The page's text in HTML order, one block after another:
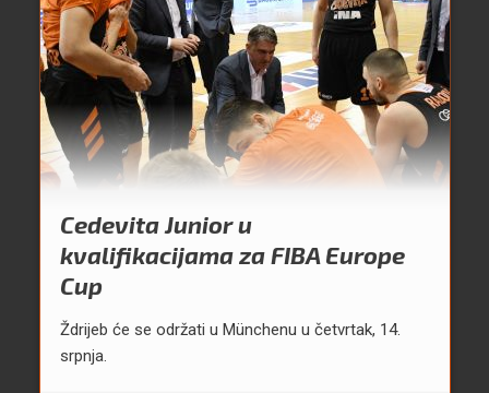
Cedevita Junior u
kvalifikacijama za FIBA Europe
Cup
Ždrijeb će se održati u Münchenu u četvrtak, 14.
srpnja.